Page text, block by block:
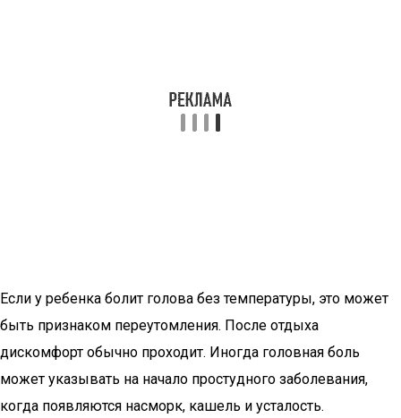
Если у ребенка болит голова без температуры, это может
быть признаком переутомления. После отдыха
дискомфорт обычно проходит. Иногда головная боль
может указывать на начало простудного заболевания,
когда появляются насморк, кашель и усталость.